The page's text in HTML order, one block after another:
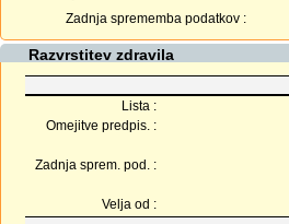
Zadnja sprememba podatkov :
Razvrstitev zdravila
Lista :
Omejitve predpis. :
Zadnja sprem. pod. :
Velja od :